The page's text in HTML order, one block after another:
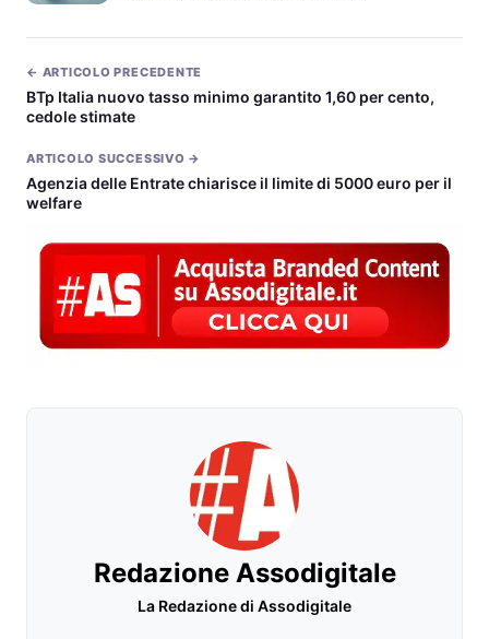
← ARTICOLO PRECEDENTE
BTp Italia nuovo tasso minimo garantito 1,60 per cento,
cedole stimate
ARTICOLO SUCCESSIVO →
Agenzia delle Entrate chiarisce il limite di 5000 euro per il
welfare
Redazione Assodigitale
La Redazione di Assodigitale